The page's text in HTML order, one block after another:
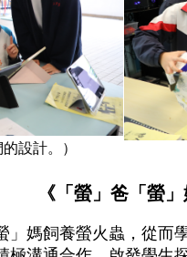
設計。）
《「螢」爸「螢
」媽飼養螢火蟲，從而